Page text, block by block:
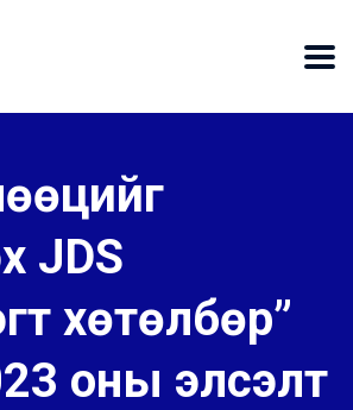
JDS
хөтөлбөр”
оны элсэлт